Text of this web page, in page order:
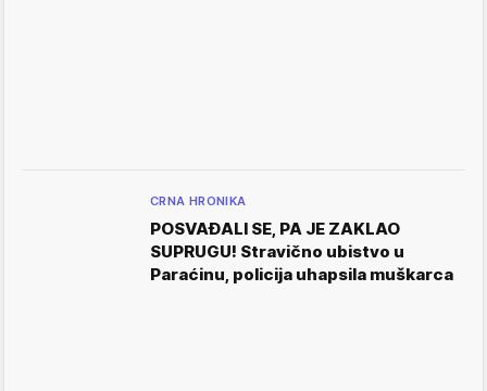
CRNA HRONIKA
POSVAĐALI SE, PA JE ZAKLAO
SUPRUGU! Stravično ubistvo u
Paraćinu, policija uhapsila muškarca